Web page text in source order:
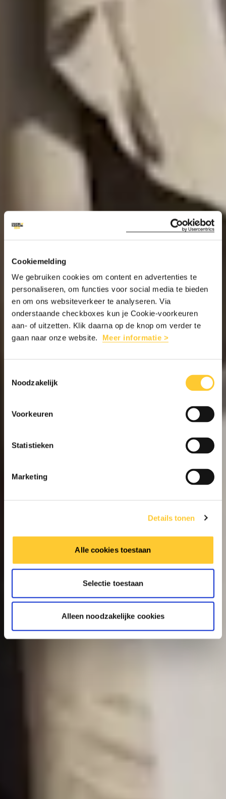
Cookiemelding
We gebruiken cookies om content en advertenties te
personaliseren, om functies voor social media te bieden
en om ons websiteverkeer te analyseren. Via
onderstaande checkboxes kun je Cookie-voorkeuren
aan- of uitzetten. Klik daarna op de knop om verder te
gaan naar onze website. Meer informatie >
Noodzakelijk
Voorkeuren
Statistieken
Marketing
Details tonen
Alle cookies toestaan
Selectie toestaan
Alleen noodzakelijke cookies